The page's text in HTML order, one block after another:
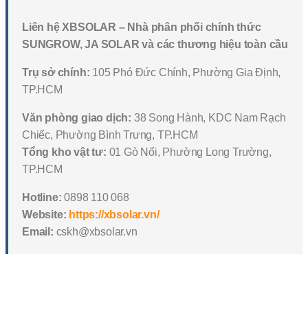
Liên hệ XBSOLAR – Nhà phân phối chính thức
SUNGROW, JA SOLAR và các thương hiệu toàn cầu
Trụ sở chính: 105 Phó Đức Chính, Phường Gia Định,
TP.HCM
Văn phòng giao dịch: 38 Song Hành, KDC Nam Rạch
Chiếc, Phường Bình Trưng, TP.HCM
Tổng kho vật tư: 01 Gò Nổi, Phường Long Trường,
TP.HCM
Hotline: 0898 110 068
Website: https://xbsolar.vn/
Email: cskh@xbsolar.vn